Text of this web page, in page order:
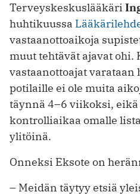
Terveyskeskuslääkäri
huhtikuussa
vastaanottoaikoja
muut tehtävät ajavat
vastaanottoajat varataan
potilaille ei ole muita
täynnä 4–6 viikoksi, eikä
kontrolliaikaa omalle
ylitöinä.
Onneksi Eksote on
– Meidän täytyy etsiä